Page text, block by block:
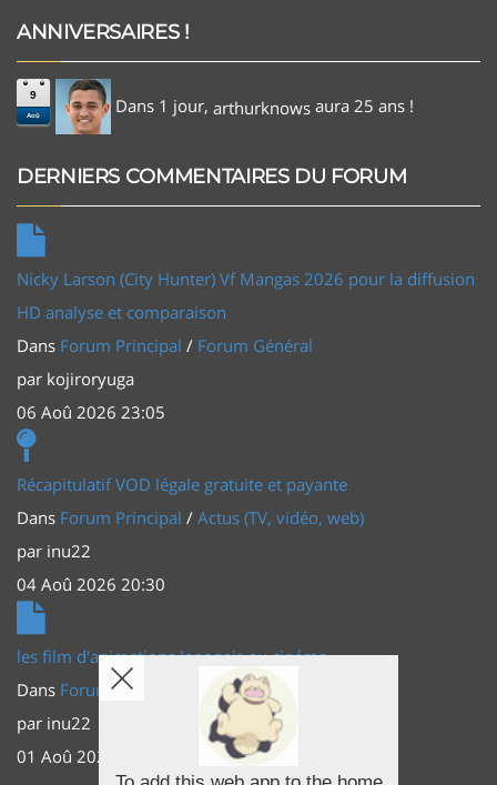
ANNIVERSAIRES !
9
Aoû Dans 1 jour, arthurknows aura 25 ans !
DERNIERS COMMENTAIRES DU FORUM
Nicky Larson (City Hunter) Vf Mangas 2026 pour la diffusion
HD analyse et comparaison
Dans Forum Principal / Forum Général
par kojiroryuga
06 Aoû 2026 23:05
Récapitulatif VOD légale gratuite et payante
Dans Forum Principal / Actus (TV, vidéo, web)
par inu22
04 Aoû 2026 20:30
les film d'animations Japonais au cinéma
Dans Forum Principal
Actus (TV, vidéo, web)
par inu22
01 Aoû 2026 20:56